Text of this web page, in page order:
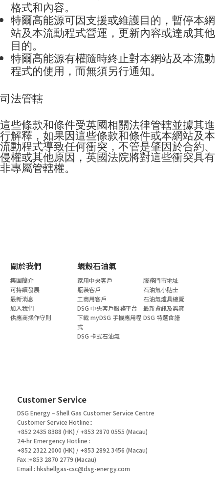
格式和內容。
特爾高能源可因支援或維護目的，暫停本網
站及本流動程式營運，更新內容或達成其他
目的。
特爾高能源有權隨時終止對本網站及本流動
程式的使用，而無須另行通知。
司法管轄
這些條款和條件受英國相關法律管轄並據其進
行解釋，如果因這些條款和條件或本網站及本
流動程式導致任何衝突，不管是肇因於合約、
侵權或其他原因，英國法院將對這些衝突具有
非專屬管轄權。
關於我們 蜆殼石油氣
集團簡介
可持續發展
最新消息
加入我們
供應商操作守則
家用中央客戶
瓶裝客戶
工商用客戶
DSG 中央客戶服務平台
下載 myDSG 手機應用程
式
DSG 卡式石油氣
服務門市地址
石油氣小貼士
石油氣爐具總覽
最新資訊及獎賞
DSG 特選食譜
Customer Service
DSG Energy – Shell Gas Customer Service Centre
Customer Service Hotline::
+852 2435 8388 (HK) / +853 2870 0555 (Macau)
24-hr Emergency Hotline :
+852 2322 2000 (HK) / +853 2892 3456 (Macau)
Fax :+853 2870 2779 (Macau)
Email : hkshellgas-csc@dsg-energy.com